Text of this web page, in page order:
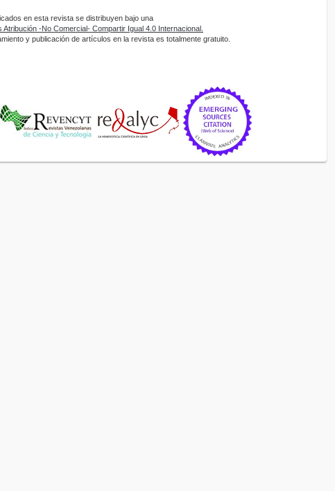
en esta revista se distribuyen bajo una
Atribución -No Comercial- Compartir Igual 4.0 Internacional.
y publicación de artículos en la revista es totalmente gratuito.